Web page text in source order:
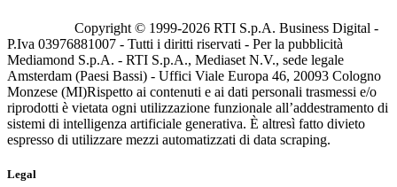
Copyright © 1999-2026 RTI S.p.A. Business Digital -
P.Iva 03976881007 - Tutti i diritti riservati - Per la pubblicità
Mediamond S.p.A. - RTI S.p.A., Mediaset N.V., sede legale
Amsterdam (Paesi Bassi) - Uffici Viale Europa 46, 20093 Cologno
Monzese (MI)Rispetto ai contenuti e ai dati personali trasmessi e/o
riprodotti è vietata ogni utilizzazione funzionale all’addestramento di
sistemi di intelligenza artificiale generativa. È altresì fatto divieto
espresso di utilizzare mezzi automatizzati di data scraping.
Legal